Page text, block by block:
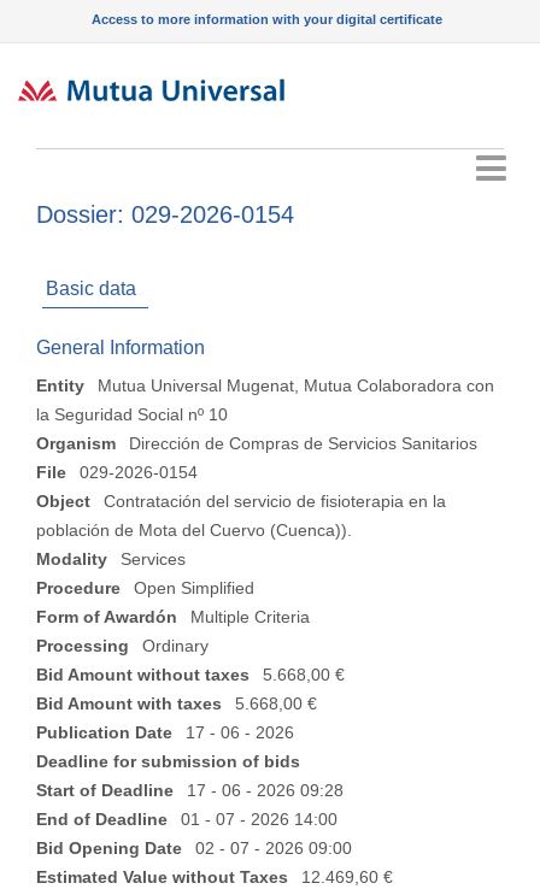
Access to more information with your digital certificate
Dossier: 029-2026-0154
Basic data
General Information
Entity
Mutua Universal Mugenat, Mutua Colaboradora con
la Seguridad Social nº 10
Organism
Dirección de Compras de Servicios Sanitarios
File
029-2026-0154
Object
Contratación del servicio de fisioterapia en la
población de Mota del Cuervo (Cuenca)).
Modality
Services
Procedure
Open Simplified
Form of Awardón
Multiple Criteria
Processing
Ordinary
Bid Amount without taxes
5.668,00 €
Bid Amount with taxes
5.668,00 €
Publication Date
17 - 06 - 2026
Deadline for submission of bids
Start of Deadline
17 - 06 - 2026 09:28
End of Deadline
01 - 07 - 2026 14:00
Bid Opening Date
02 - 07 - 2026 09:00
Estimated Value without Taxes
12.469,60 €